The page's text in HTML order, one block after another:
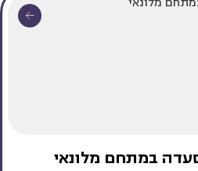
במתחם מלונאי